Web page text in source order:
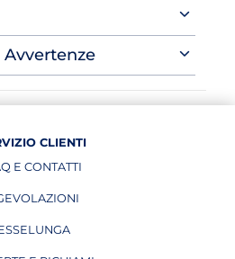
Avvertenze
CLIENTI
E CONTATTI
APRE IN UNA NUOVA PAGINA